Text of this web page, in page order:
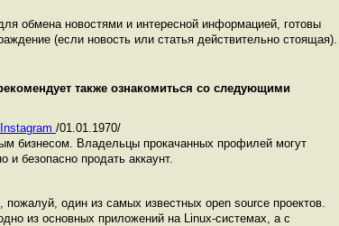
обмена новостями и интересной информацией, готовы
(если новость или статья действительно стоящая).
также ознакомиться со следующими
/01.01.1970/
бизнесом. Владельцы прокачанных профилей могут
и безопасно продать аккаунт.
один из самых известных open source проектов.
из основных приложений на Linux-системах, а с